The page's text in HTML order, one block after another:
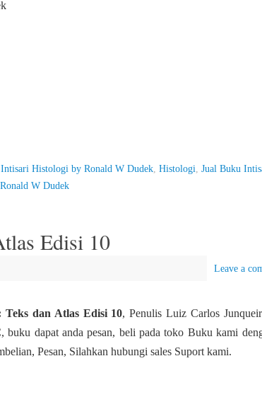
Histologi by Ronald W Dudek Histologi Jual Buku
W Dudek
Edisi 10
Leave a
dan Atlas Edisi 10, Penulis Luiz Carlos
buku dapat anda pesan, beli pada toko Buku kami
Pesan, Silahkan hubungi sales Suport kami.